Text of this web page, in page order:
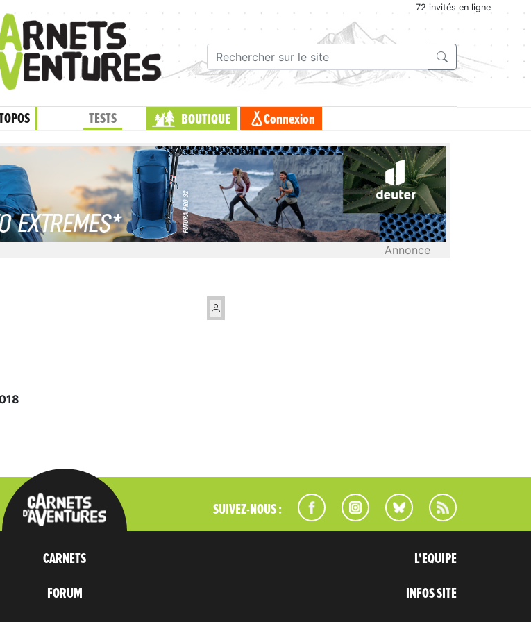
72 invités en ligne
TESTS BOUTIQUE Connexion
Annonce
SUIVEZ-NOUS :
CARNETS
FORUM
L'EQUIPE
INFOS SITE